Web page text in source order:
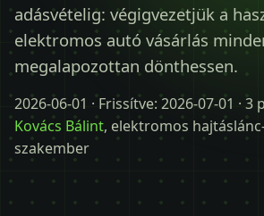
Kapcsolat
Blog
Időpontot kérek
+36 30 680 7511
adásvételig: végigvezetjük a
elektromos autó vásárlás
megalapozottan dönthessen.
2026-06-01 · Frissítve:2026-07-01 · 3
Kovács Bálint, elektromos
szakember